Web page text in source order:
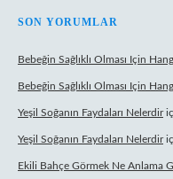
SON YORUMLAR
Bebeğin Sağlıklı Olması Için
Bebeğin Sağlıklı Olması Için
Yeşil Soğanın Faydaları Nelerdir
Yeşil Soğanın Faydaları Nelerdir
Ekili Bahçe Görmek Ne Anlama